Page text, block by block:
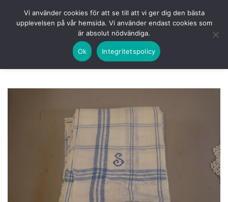
KOMMANDE LOGGA IN
Vi använder cookies för att se till att vi ger dig den bästa
upplevelsen på vår hemsida. Vi använder endast cookies som
är absolut nödvändiga.
Ok Integritetspolicy